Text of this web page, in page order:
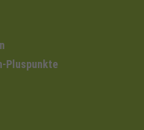
Pluspunkte